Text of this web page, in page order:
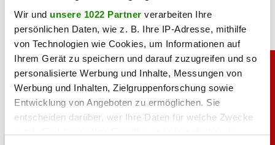
Wir und unsere 1022 Partner verarbeiten Ihre
persönlichen Daten, wie z. B. Ihre IP-Adresse, mithilfe
von Technologien wie Cookies, um Informationen auf
Ihrem Gerät zu speichern und darauf zuzugreifen und so
personalisierte Werbung und Inhalte, Messungen von
Werbung und Inhalten, Zielgruppenforschung sowie
Entwicklung von Angeboten zu ermöglichen. Sie
entscheiden darüber, wer Ihre Daten für welche Zwecke